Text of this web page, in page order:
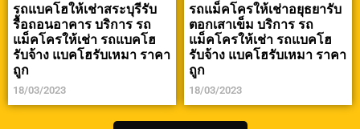
รถแบคโฮให้เช่าสระบุรีรับ
รื้อถอนอาคาร บริการ รถ
แม็คโครให้เช่า รถแบคโฮ
รับจ้าง แบคโฮรับเหมา ราคา
ถูก
18/03/2023
รถแม็คโครให้เช่าอยุธยารับ
ตอกเสาเข็ม บริการ รถ
แม็คโครให้เช่า รถแบคโฮ
รับจ้าง แบคโฮรับเหมา ราคา
ถูก
18/03/2023